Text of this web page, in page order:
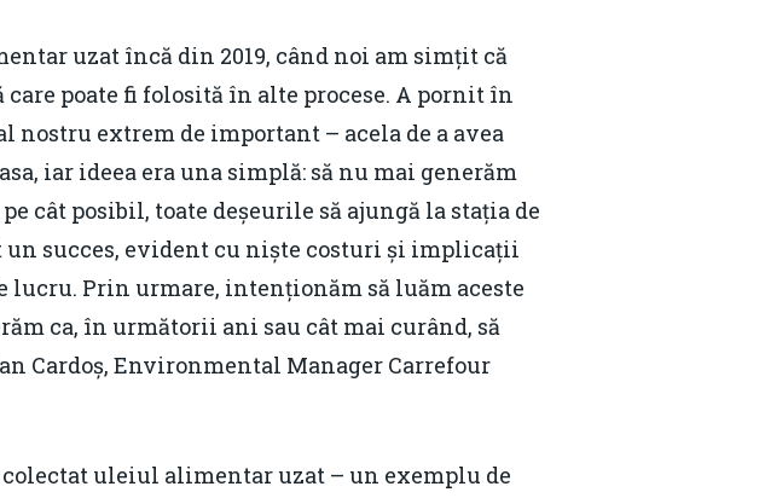
uzat încă din 2019, când noi am simțit că
poate fi folosită în alte procese. A pornit în
extrem de important – acela de a avea
iar ideea era una simplă: să nu mai generăm
cât posibil, toate deșeurile să ajungă la stația de
succes, evident cu niște costuri și implicații
lucru. Prin urmare, intenționăm să luăm aceste
ca, în următorii ani sau cât mai curând, să
Cardoș, Environmental Manager Carrefour
uleiul alimentar uzat – un exemplu de
Daniel Apostol